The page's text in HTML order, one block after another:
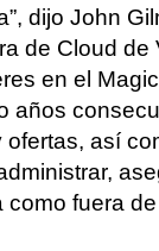
dijo John
de Cloud
en el
años
así
fuera